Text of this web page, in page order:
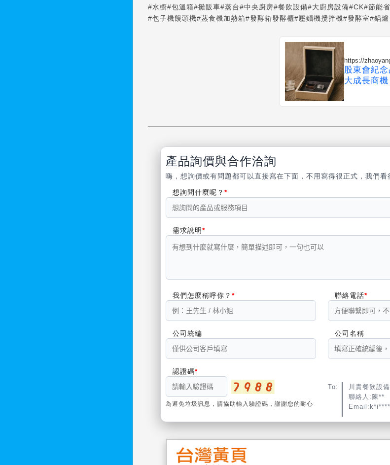
#水櫥#包溫箱#攤販車#蒸台#中央廚房#餐飲設備#大廚房設備#CK#節能
#包子機饅頭機#蒸食機加熱箱#發酵箱發酵櫃#壓麵機攪拌機#發酵室#鍋爐
https://
股東會紀
大成長商機
產品詢價與合作洽詢
嗨，想詢價或有問題都可以直接寫在下面，不用寫得很正式，我們
想詢問什麼呢？
需求說明
我們怎麼稱呼你？ 聯絡電話
公司統編 公司名稱
認證碼
為避免垃圾訊息，請協助輸入驗證碼，謝謝您的耐心
To:
川貴餐飲設
聯絡人:陳**